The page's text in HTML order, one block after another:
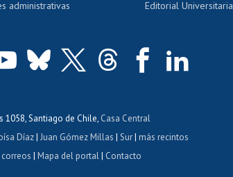
administrativas
Editorial Universitaria
1058, Santiago de Chile, Casa Central
Díaz| Juan Gómez Millas | Sur| más recintos
|Mapa del portal| Contacto